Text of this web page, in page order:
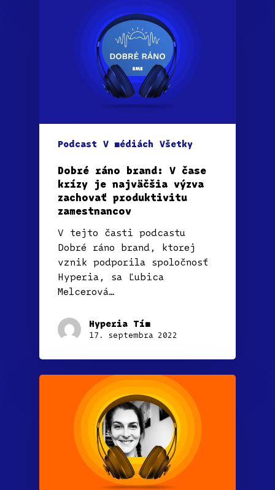
Podcast V médiách Všetky
Dobré ráno brand: V čase
krízy je najväčšia výzva
zachovať produktivitu
zamestnancov
V tejto časti podcastu
Dobré ráno brand, ktorej
vznik podporila spoločnosť
Hyperia, sa Ľubica
Melcerová…
Hyperia Tím
17. septembra 2022